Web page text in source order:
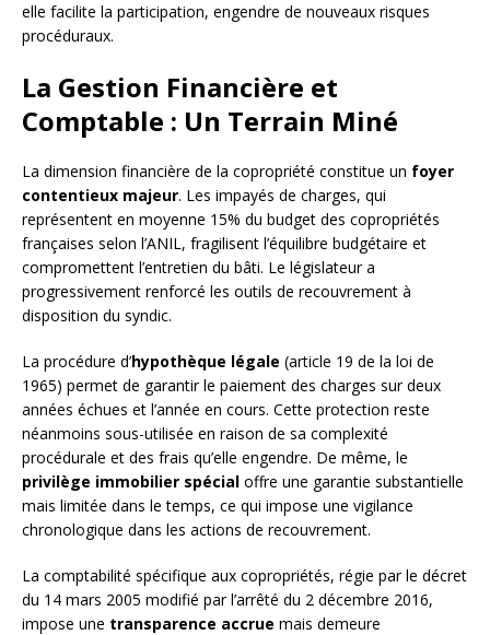
elle facilite la participation, engendre de nouveaux risques
procéduraux.
La Gestion Financière et
Comptable : Un Terrain Miné
La dimension financière de la copropriété constitue un foyer
contentieux majeur. Les impayés de charges, qui
représentent en moyenne 15% du budget des copropriétés
françaises selon l’ANIL, fragilisent l’équilibre budgétaire et
compromettent l’entretien du bâti. Le législateur a
progressivement renforcé les outils de recouvrement à
disposition du syndic.
La procédure d’hypothèque légale (article 19 de la loi de
1965) permet de garantir le paiement des charges sur deux
années échues et l’année en cours. Cette protection reste
néanmoins sous-utilisée en raison de sa complexité
procédurale et des frais qu’elle engendre. De même, le
privilège immobilier spécial offre une garantie substantielle
mais limitée dans le temps, ce qui impose une vigilance
chronologique dans les actions de recouvrement.
La comptabilité spécifique aux copropriétés, régie par le décret
du 14 mars 2005 modifié par l’arrêté du 2 décembre 2016,
impose une transparence accrue mais demeure